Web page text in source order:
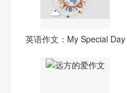
英语作文：My Special Day